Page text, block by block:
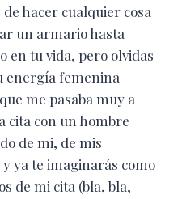
hacer cualquier cosa
un armario hasta
en tu vida, pero olvidas
energía femenina
me pasaba muy a
cita con un hombre
de mi, de mis
ya te imaginarás como
de mi cita (bla, bla,